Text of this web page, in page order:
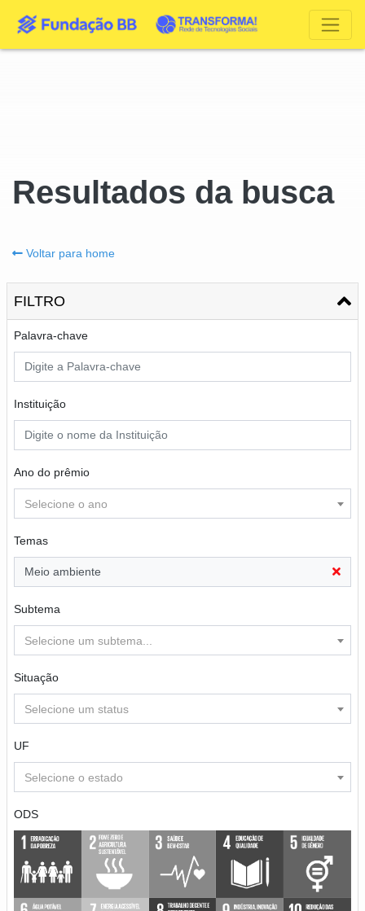
Resultados da busca
Voltar para home
FILTRO
Palavra-chave
Instituição
Ano do prêmio
Selecione o ano
Temas
Meio ambiente
Subtema
Selecione um subtema...
Situação
Selecione um status
UF
Selecione o estado
ODS